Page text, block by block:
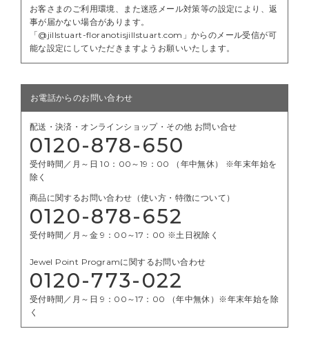
お客さまのご利用環境、また迷惑メール対策等の設定により、返
事が届かない場合があります。
「@jillstuart-floranotisjillstuart.com」からのメール受信が可
能な設定にしていただきますようお願いいたします。
お電話からのお問い合わせ
配送・決済・オンラインショップ・その他 お問い合せ
0120-878-650
受付時間／月～日 10：00～19：00 （年中無休） ※年末年始を
除く
商品に関するお問い合わせ（使い方・特徴について）
0120-878-652
受付時間／月～金 9：00～17：00 ※土日祝除く
Jewel Point Programに関するお問い合わせ
0120-773-022
受付時間／月～日 9：00～17：00 （年中無休）※年末年始を除
く